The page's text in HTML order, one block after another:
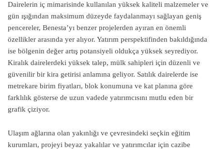
Dairelerin iç mimarisinde kullanılan yüksek kaliteli malzemeler ve
gün ışığından maksimum düzeyde faydalanmayı sağlayan geniş
pencereler, Benesta’yı benzer projelerden ayıran en önemli
özellikler arasında yer alıyor. Yatırım perspektifinden bakıldığında
ise bölgenin değer artış potansiyeli oldukça yüksek seyrediyor.
Kiralık dairelerdeki yüksek talep, mülk sahipleri için düzenli ve
güvenilir bir kira getirisi anlamına geliyor. Satılık dairelerde ise
metrekare birim fiyatları, blok konumuna ve kat planına göre
farklılık gösterse de uzun vadede yatırımcısını mutlu eden bir
grafik çiziyor.
Ulaşım ağlarına olan yakınlığı ve çevresindeki seçkin eğitim
kurumları, projeyi beyaz yakalılar ve yatırımcılar için cazibe